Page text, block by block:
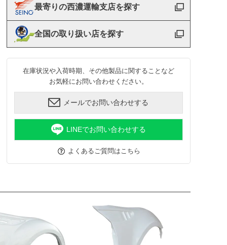
最寄りの西濃運輸支店を探す
全国の取り扱い店を探す
在庫状況や入荷時期、その他製品に関することなど
お気軽にお問い合わせください。
メールでお問い合わせする
LINEでお問い合わせする
よくあるご質問はこちら